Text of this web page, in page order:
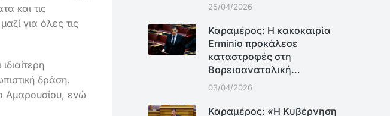
και τις
για όλες τις
δράση.
Αμαρουσίου, ενώ
25/04/2026
Καραμέρος: Η κακοκαιρία
Erminio προκάλεσε
καταστροφές στη
Βορειοανατολική…
03/04/2026
Καραμέρος: «Η Κυβέρνηση